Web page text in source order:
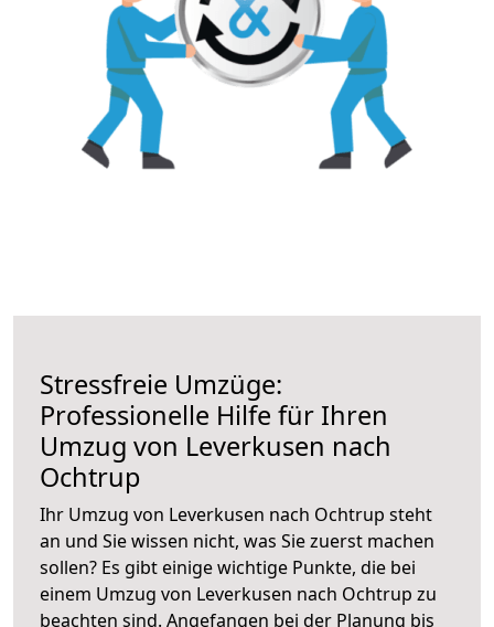
Stressfreie Umzüge:
Professionelle Hilfe für Ihren
Umzug von Leverkusen nach
Ochtrup
Ihr Umzug von Leverkusen nach Ochtrup steht
an und Sie wissen nicht, was Sie zuerst machen
sollen? Es gibt einige wichtige Punkte, die bei
einem Umzug von Leverkusen nach Ochtrup zu
beachten sind. Angefangen bei der Planung bis